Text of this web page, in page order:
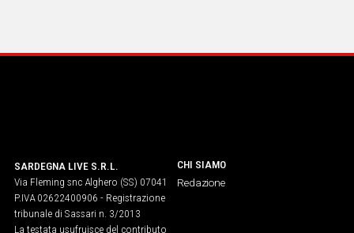
SARDEGNA LIVE S.R.L.
Via Fleming snc Alghero (SS) 07041
P.IVA 02622400906 - Registrazione
tribunale di Sassari n. 3/2013
La testata usufruisce del contributo
CHI SIAMO
Redazione